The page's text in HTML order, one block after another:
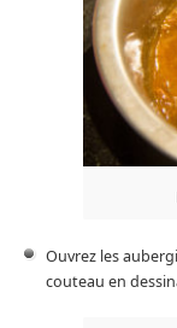
Ouvrez les
couteau en